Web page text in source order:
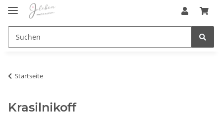
Startseite
Krasilnikoff